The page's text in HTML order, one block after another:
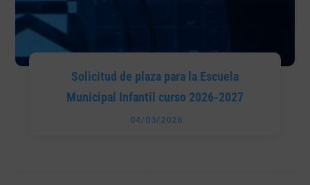
Solicitud de plaza para la Escuela
Municipal Infantil curso 2026-2027
04/03/2026